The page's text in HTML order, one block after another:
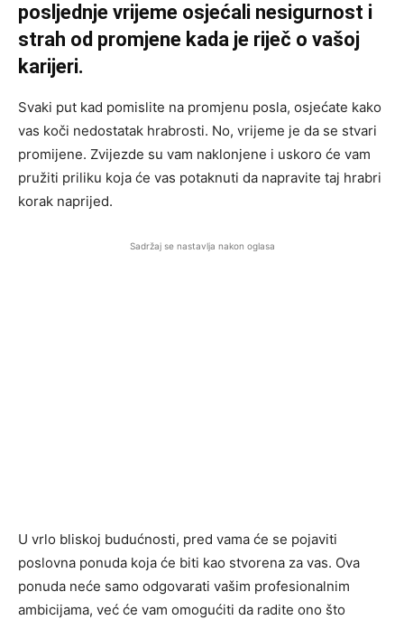
posljednje vrijeme osjećali nesigurnost i
strah od promjene kada je riječ o vašoj
karijeri.
Svaki put kad pomislite na promjenu posla, osjećate kako
vas koči nedostatak hrabrosti. No, vrijeme je da se stvari
promijene. Zvijezde su vam naklonjene i uskoro će vam
pružiti priliku koja će vas potaknuti da napravite taj hrabri
korak naprijed.
Sadržaj se nastavlja nakon oglasa
U vrlo bliskoj budućnosti, pred vama će se pojaviti
poslovna ponuda koja će biti kao stvorena za vas. Ova
ponuda neće samo odgovarati vašim profesionalnim
ambicijama, već će vam omogućiti da radite ono što